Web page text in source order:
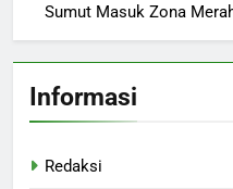
Sumut Masuk Zona
Informasi
Redaksi